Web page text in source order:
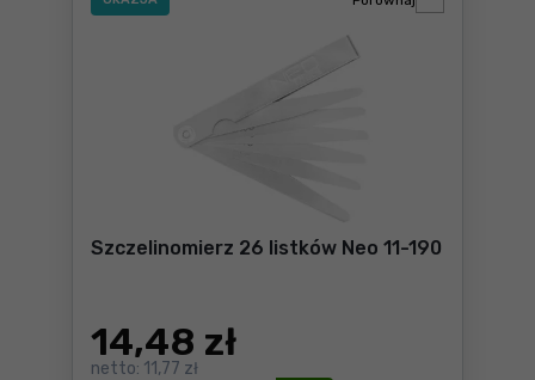
Szczelinomierz 26 listków Neo 11-190
14,48 zł
netto: 11,77 zł